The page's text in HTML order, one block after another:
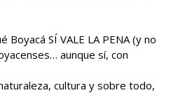
SÍ VALE LA PENA (y no
aunque sí, con
cultura y sobre todo,